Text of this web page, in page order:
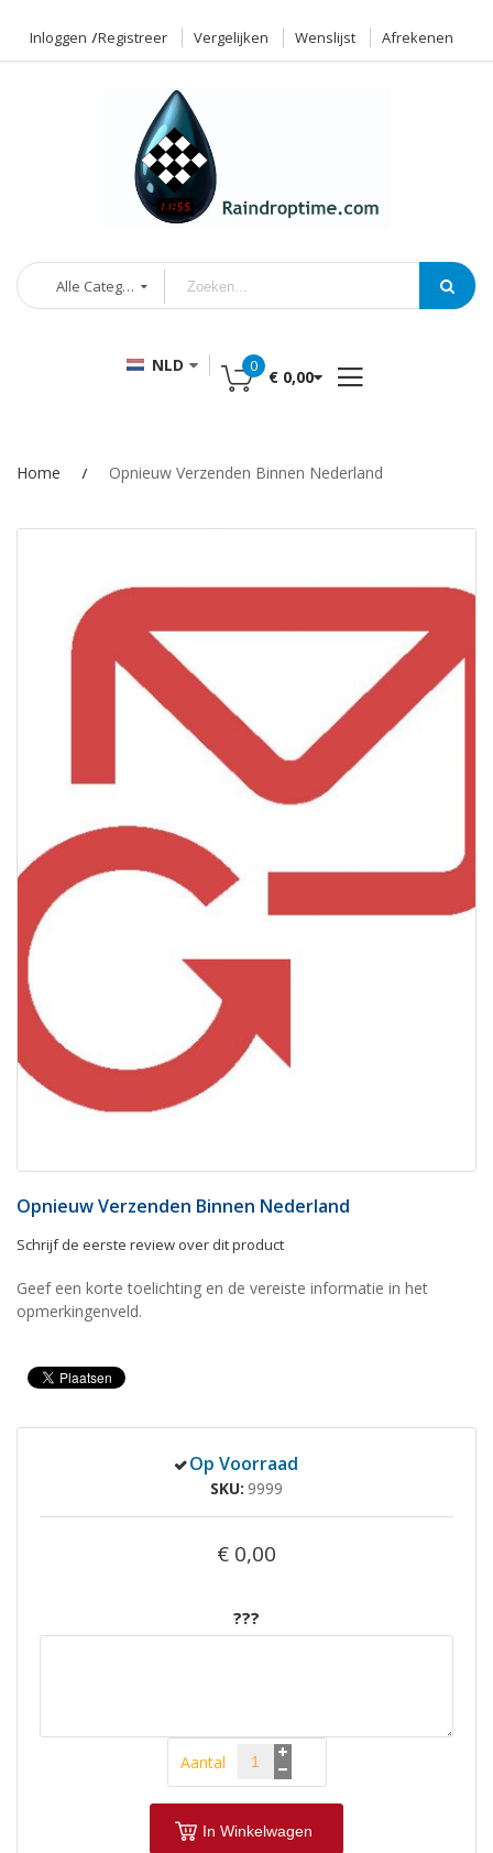
Inloggen Registreer Vergelijken Wenslijst Afrekenen
Alle Categorieën
NLD 0
€ 0,00
Home Opnieuw Verzenden Binnen Nederland
Opnieuw Verzenden Binnen Nederland
Schrijf de eerste review over dit product
Geef een korte toelichting en de vereiste informatie in het
opmerkingenveld.
Op Voorraad
SKU 9999
€ 0,00
???
Aantal
In Winkelwagen